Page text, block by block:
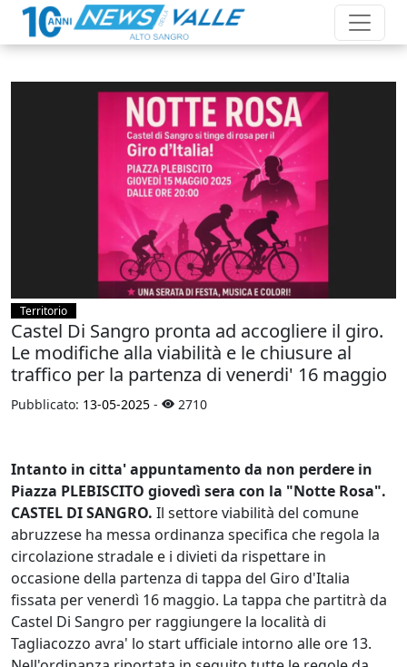
Territorio
Castel Di Sangro pronta ad accogliere il giro.
Le modifiche alla viabilità e le chiusure al
traffico per la partenza di venerdi' 16 maggio
Pubblicato: 13-05-2025 - 2710
Intanto in citta' appuntamento da non perdere in
Piazza PLEBISCITO giovedì sera con la "Notte Rosa".
CASTEL DI SANGRO. Il settore viabilità del comune
abruzzese ha messa ordinanza specifica che regola la
circolazione stradale e i divieti da rispettare in
occasione della partenza di tappa del Giro d'Italia
fissata per venerdì 16 maggio. La tappa che partitrà da
Castel Di Sangro per raggiungere la località di
Tagliacozzo avra' lo start ufficiale intorno alle ore 13.